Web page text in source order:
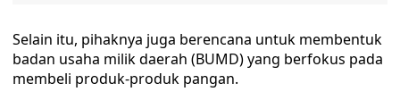
Selain itu, pihaknya juga berencana untuk membentuk
badan usaha milik daerah (BUMD) yang berfokus pada
membeli produk-produk pangan.